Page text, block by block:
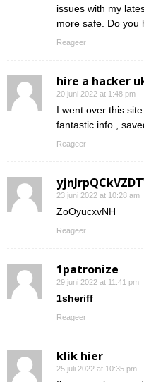
issues with my
more safe. Do you
Reageer
hire a hacker
20 juni 2022 at 1:48 pm
I went over this
fantastic info ,
Reageer
23 juni 2022 at 10:28 am
ZoOyucxvNH
Reageer
1patronize
29 juni 2022 at 11:41 pm
1sheriff
Reageer
klik hier
25 juli 2022 at 10:35 pm